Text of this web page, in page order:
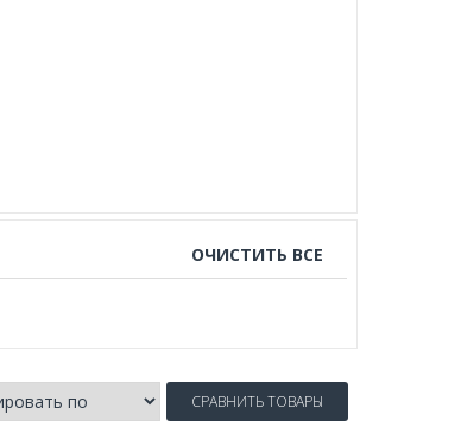
ОЧИСТИТЬ ВСЕ
СРАВНИТЬ ТОВАРЫ